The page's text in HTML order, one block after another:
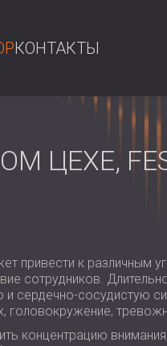
КОНТАКТЫ
ЦЕХЕ,
привести к различным
сотрудников.
сердечно-сосудистую
концентрацию